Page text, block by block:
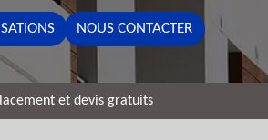
NOUS CONTACTER
et devis gratuits